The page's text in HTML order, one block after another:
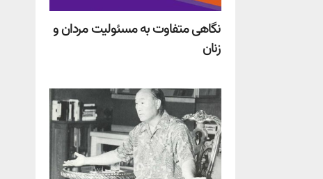
نگاهی متفاوت به مسئولیت مردان و
زنان